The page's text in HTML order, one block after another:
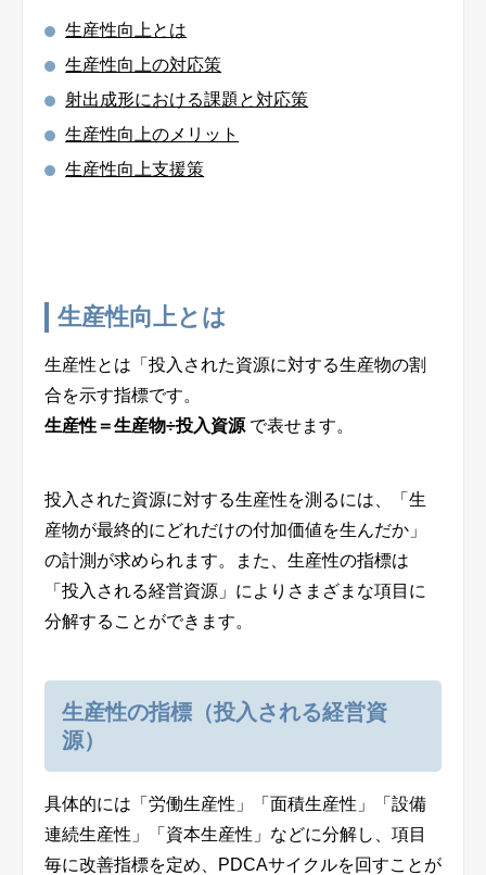
生産性向上とは
生産性向上の対応策
射出成形における課題と対応策
生産性向上のメリット
生産性向上支援策
生産性向上とは
生産性とは「投入された資源に対する生産物の割
合を示す指標です。
生産性＝生産物÷投入資源 で表せます。
投入された資源に対する生産性を測るには、「生
産物が最終的にどれだけの付加価値を生んだか」
の計測が求められます。また、生産性の指標は
「投入される経営資源」によりさまざまな項目に
分解することができます。
生産性の指標（投入される経営資
源）
具体的には「労働生産性」「面積生産性」「設備
連続生産性」「資本生産性」などに分解し、項目
毎に改善指標を定め、PDCAサイクルを回すことが